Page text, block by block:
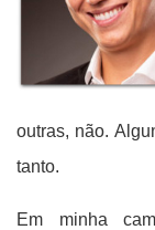
outras, não.
tanto.
Em minha